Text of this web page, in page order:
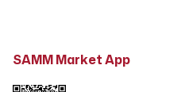
SAMM Market App